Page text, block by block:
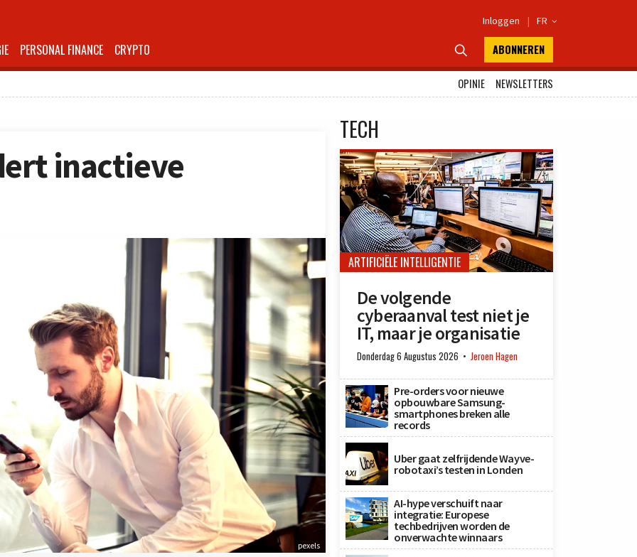
Inloggen | FR 
PERSONAL FINANCE CRYPTO  ABONNEREN
OPINIE NEWSLETTERS
inactieve
pexels
TECH
ARTIFICIËLE INTELLIGENTIE
De volgende
cyberaanval test niet je
IT, maar je organisatie
Donderdag 6 Augustus 2026 Jeroen Hagen
Pre-orders voor nieuwe
opbouwbare Samsung-
smartphones breken alle
records
Uber gaat zelfrijdende Wayve-
robotaxi’s testen in Londen
AI-hype verschuift naar
integratie: Europese
techbedrijven worden de
onverwachte winnaars